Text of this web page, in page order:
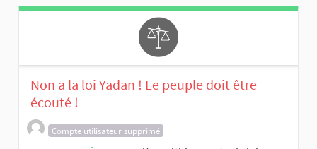
Non a la loi Yadan ! Le peuple doit être
écouté !
Compte utilisateur supprimé